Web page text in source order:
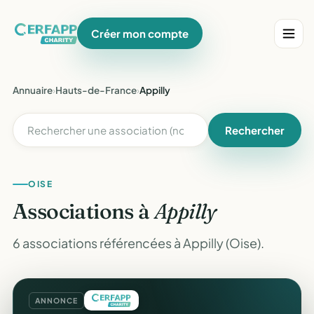
Créer mon compte
Annuaire›Hauts-de-France›Appilly
Rechercher
OISE
Associations àAppilly
6 associations référencées à Appilly (Oise).
ANNONCE